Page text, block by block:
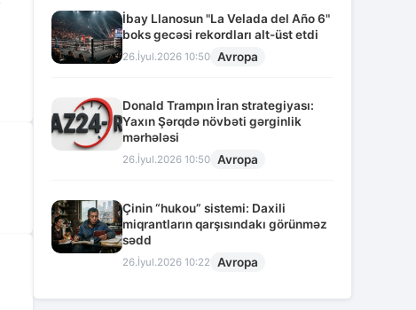
İbay Llanosun "La Velada del Año 6"
boks gecəsi rekordları alt-üst etdi
26.İyul.2026 10:50 Avropa
Donald Trampın İran strategiyası:
Yaxın Şərqdə növbəti gərginlik
mərhələsi
26.İyul.2026 10:50 Avropa
Çinin “hukou” sistemi: Daxili
miqrantların qarşısındakı görünməz
sədd
26.İyul.2026 10:22 Avropa